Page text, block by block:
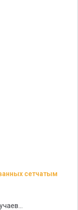
сетчатым